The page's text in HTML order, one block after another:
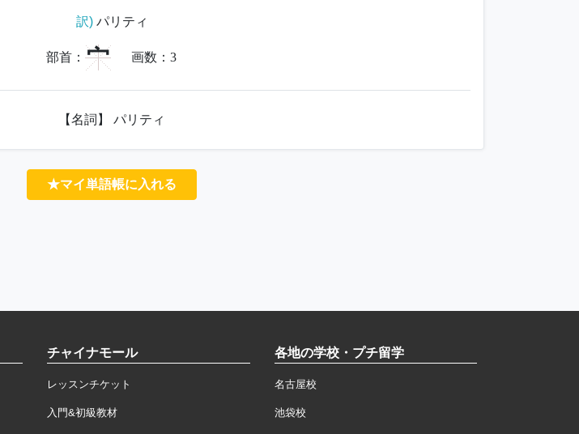
訳)パリティ
部首： 宀 画数： 3
【名詞】 パリティ
★マイ単語帳に入れる
チャイナモール
レッスンチケット
入門&初級教材
各地の学校・プチ留学
名古屋校
池袋校